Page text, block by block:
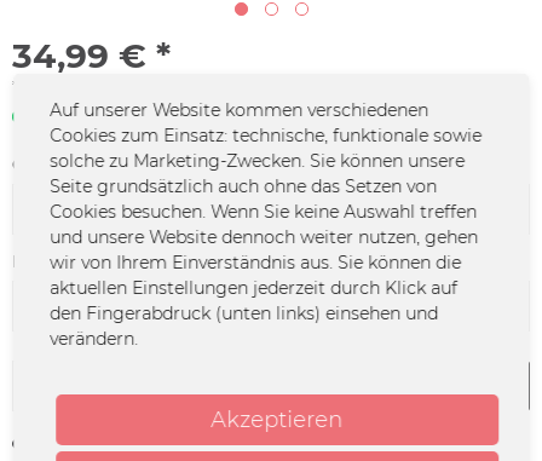
34,99 € *
*inkl. MwSt.
Sofort verfügbar | 3 - 4 Werktage
Größe:
Farbe:
Merken
Auf unserer Website kommen verschiedenen
Cookies zum Einsatz: technische, funktionale sowie
solche zu Marketing-Zwecken. Sie können unsere
Seite grundsätzlich auch ohne das Setzen von
Cookies besuchen. Wenn Sie keine Auswahl treffen
und unsere Website dennoch weiter nutzen, gehen
wir von Ihrem Einverständnis aus. Sie können die
aktuellen Einstellungen jederzeit durch Klick auf
den Fingerabdruck (unten links) einsehen und
verändern.
Akzeptieren